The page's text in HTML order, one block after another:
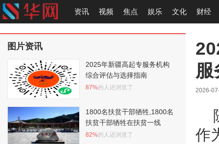
资讯 视频 焦点 娱乐 文化 财经
服
2026-
作
图片资讯
2025年新疆高起专服务机构
综合评估与选择指南
87%的人还浏览了
1800名扶贫干部牺牲,1800名
扶贫干部牺牲在扶贫一线
82%的人还浏览了